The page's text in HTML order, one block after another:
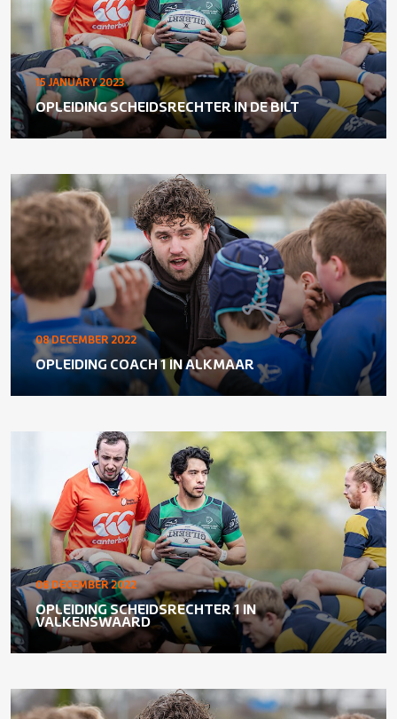
15 JANUARY 2023
OPLEIDING SCHEIDSRECHTER IN DE BILT
08 DECEMBER 2022
OPLEIDING COACH 1 IN ALKMAAR
08 DECEMBER 2022
OPLEIDING SCHEIDSRECHTER 1 IN
VALKENSWAARD